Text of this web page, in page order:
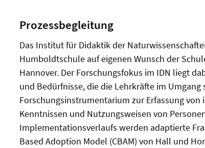
Prozessbegleitung
Das Institut für Didaktik der
Humboldtschule auf eigenen Wunsch der
Hannover. Der Forschungsfokus im IDN liegt
und Bedürfnisse, die die Lehrkräfte im
Forschungsinstrumentarium zur Erfassung
Kenntnissen und Nutzungsweisen von
Implementationsverlaufs werden adaptierte
Based Adoption Model (CBAM) von Hall und